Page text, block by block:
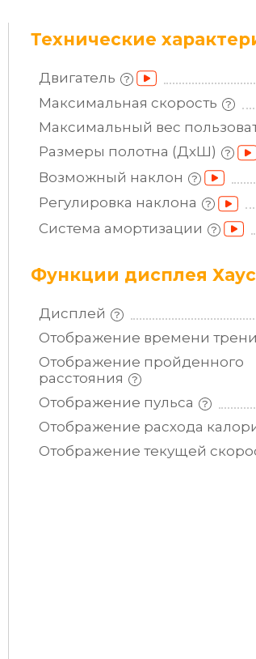
Технические
Двигатель
Максимальная скорость
Максимальный вес
Размеры полотна (ДхШ)
Возможный наклон
Регулировка наклона
Система амортизации
Функции дисплея
Дисплей
Отображение времени
Отображение пройденного
расстояния
Отображение пульса
Отображение расхода
Отображение текущей